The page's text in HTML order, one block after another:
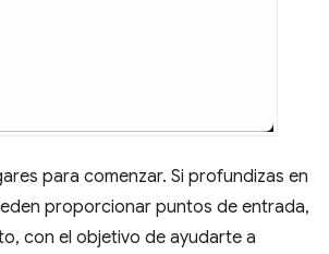
para comenzar. Si profundizas en
proporcionar puntos de entrada,
con el objetivo de ayudarte a